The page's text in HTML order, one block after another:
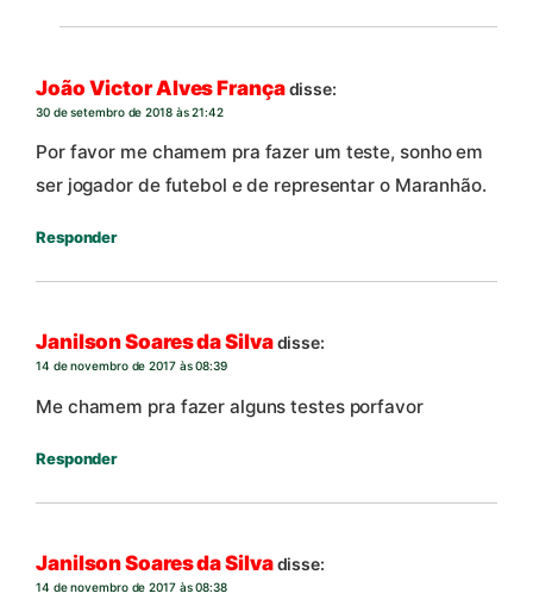
João Victor Alves Françadisse:
30 de setembro de 2018 às 21:42
Por favor me chamem pra fazer um teste, sonho em
ser jogador de futebol e de representar o Maranhão.
Responder
Janilson Soares da Silvadisse:
14 de novembro de 2017 às 08:39
Me chamem pra fazer alguns testes porfavor
Responder
Janilson Soares da Silvadisse:
14 de novembro de 2017 às 08:38